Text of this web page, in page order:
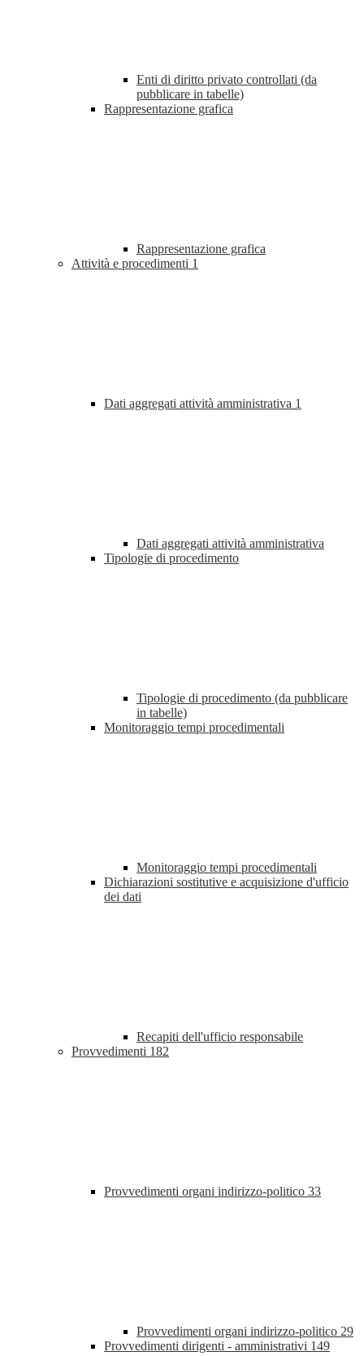
Enti di diritto privato controllati (da
pubblicare in tabelle)
Rappresentazione grafica
Rappresentazione grafica
Attività e procedimenti 1
Dati aggregati attività amministrativa 1
Dati aggregati attività amministrativa
Tipologie di procedimento
Tipologie di procedimento (da pubblicare
in tabelle)
Monitoraggio tempi procedimentali
Monitoraggio tempi procedimentali
Dichiarazioni sostitutive e acquisizione d'ufficio
dei dati
Recapiti dell'ufficio responsabile
Provvedimenti 182
Provvedimenti organi indirizzo-politico 33
Provvedimenti organi indirizzo-politico 29
Provvedimenti dirigenti - amministrativi 149